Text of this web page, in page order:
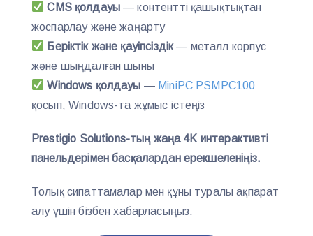
CMS қолдауы — контентті қашықтықтан
жоспарлау және жаңарту
Беріктік және қауіпсіздік— металл корпус
және шыңдалған шыны
Windows қолдауы — MiniPC PSMPC100
қосып, Windows-та жұмыс істеңіз
Prestigio Solutions-тың жаңа 4K интерактивті
панельдерімен басқалардан ерекшеленіңіз.
Толық сипаттамалар мен құны туралы ақпарат
алу үшін бізбен хабарласыңыз.